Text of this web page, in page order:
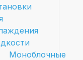
Моноблочные